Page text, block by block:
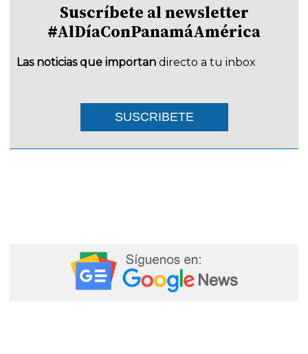
Suscríbete al newsletter
#AlDíaConPanamáAmérica
Las noticias que importan directo a tu inbox
SUSCRIBETE